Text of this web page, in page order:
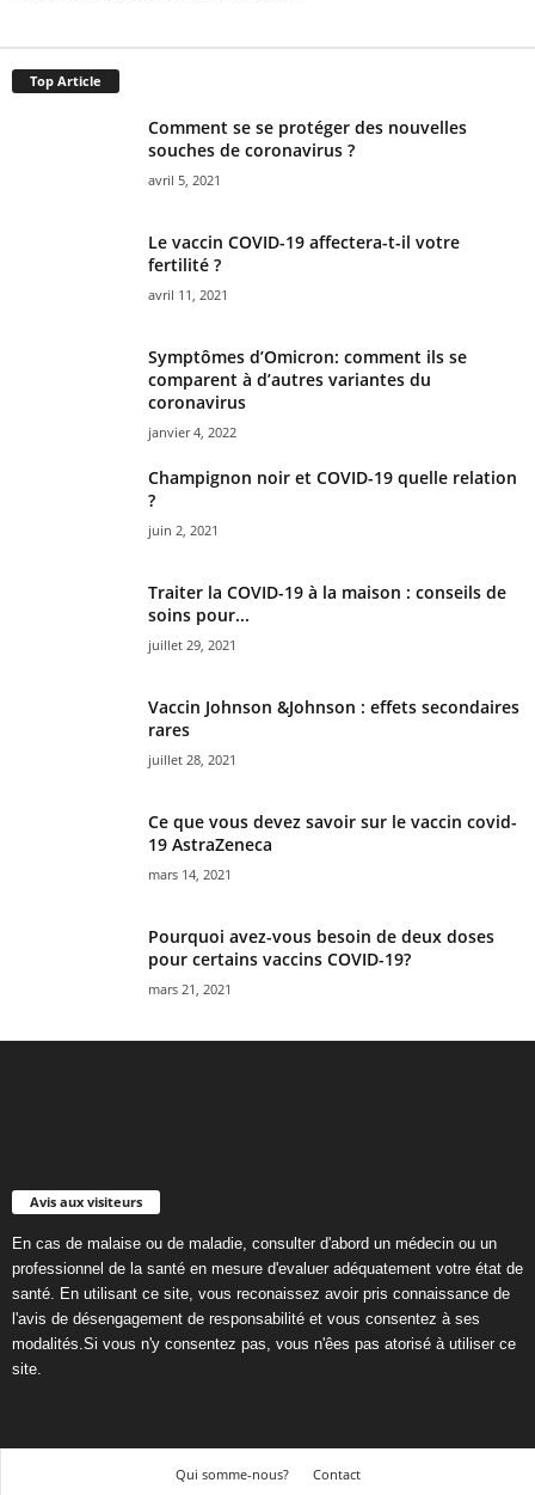
Top Article
Comment se se protéger des nouvelles
souches de coronavirus ?
avril 5, 2021
Le vaccin COVID-19 affectera-t-il votre
fertilité ?
avril 11, 2021
Symptômes d’Omicron: comment ils se
comparent à d’autres variantes du
coronavirus
janvier 4, 2022
Champignon noir et COVID-19 quelle relation
?
juin 2, 2021
Traiter la COVID-19 à la maison : conseils de
soins pour...
juillet 29, 2021
Vaccin Johnson &Johnson : effets secondaires
rares
juillet 28, 2021
Ce que vous devez savoir sur le vaccin covid-
19 AstraZeneca
mars 14, 2021
Pourquoi avez-vous besoin de deux doses
pour certains vaccins COVID-19?
mars 21, 2021
Avis aux visiteurs
En cas de malaise ou de maladie, consulter d'abord un médecin ou un
professionnel de la santé en mesure d'evaluer adéquatement votre état de
santé. En utilisant ce site, vous reconaissez avoir pris connaissance de
l'avis de désengagement de responsabilité et vous consentez à ses
modalités.Si vous n'y consentez pas, vous n'êes pas atorisé à utiliser ce
site.
Qui somme-nous? Contact